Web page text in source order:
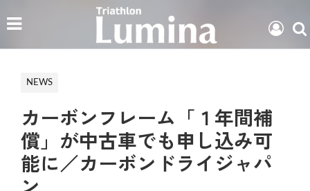
NEWS
カーボンフレーム「１年間補
償」が中古車でも申し込み可
能に／カーボンドライジャパ
ン